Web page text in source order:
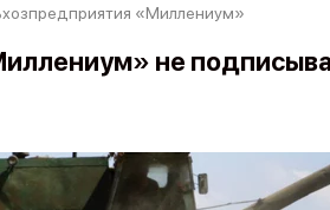
«Миллениум»
не